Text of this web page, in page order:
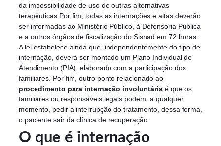
da impossibilidade de uso de outras alternativas
terapêuticas Por fim, todas as internações e altas deverão
ser informadas ao Ministério Público, à Defensoria Pública
e a outros órgãos de fiscalização do Sisnad em 72 horas.
A lei estabelece ainda que, independentemente do tipo de
internação, deverá ser montado um Plano Individual de
Atendimento (PIA), elaborado com a participação dos
familiares. Por fim, outro ponto relacionado ao
procedimento para internação involuntária é que os
familiares ou responsáveis legais podem, a qualquer
momento, pedir a interrupção do tratamento, dessa forma,
o paciente sair da clínica de recuperação.
O que é internação